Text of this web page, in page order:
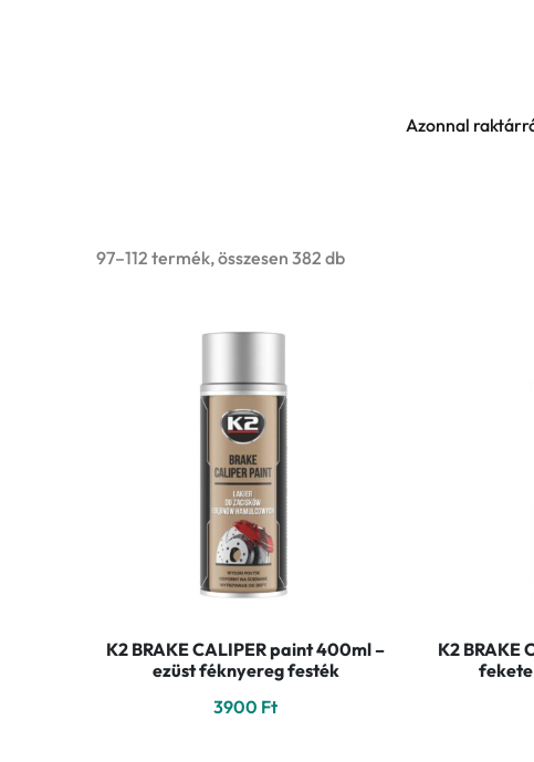
Azonnal
97–112 termék, összesen 382 db
K2 BRAKE CALIPER paint 400ml –
ezüst féknyereg festék
3900 Ft
K2 BRAKE